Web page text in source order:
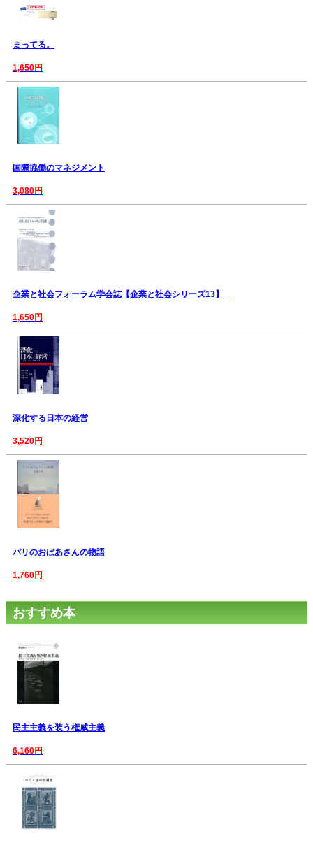
まってる。
1,650円
国際協働のマネジメント
3,080円
企業と社会フォーラム学会誌【企業と社会シリーズ13】
1,650円
深化する日本の経営
3,520円
パリのおばあさんの物語
1,760円
おすすめ本
民主主義を装う権威主義
6,160円